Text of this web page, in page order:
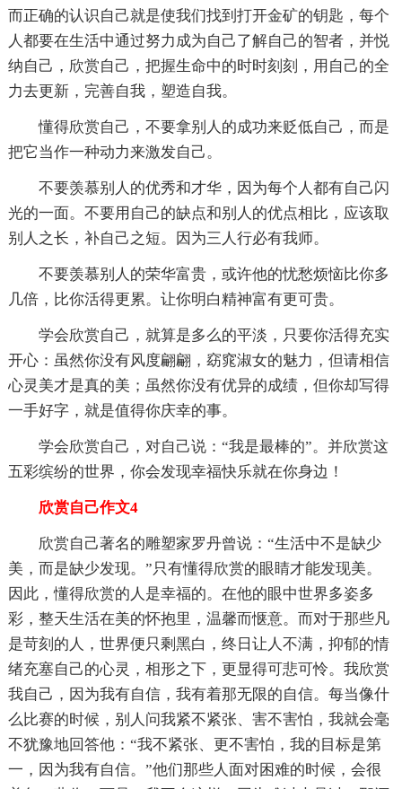
而正确的认识自己就是使我们找到打开金矿的钥匙，每个
人都要在生活中通过努力成为自己了解自己的智者，并悦
纳自己，欣赏自己，把握生命中的时时刻刻，用自己的全
力去更新，完善自我，塑造自我。
懂得欣赏自己，不要拿别人的成功来贬低自己，而是
把它当作一种动力来激发自己。
不要羡慕别人的优秀和才华，因为每个人都有自己闪
光的一面。不要用自己的缺点和别人的优点相比，应该取
别人之长，补自己之短。因为三人行必有我师。
不要羡慕别人的荣华富贵，或许他的忧愁烦恼比你多
几倍，比你活得更累。让你明白精神富有更可贵。
学会欣赏自己，就算是多么的平淡，只要你活得充实
开心：虽然你没有风度翩翩，窈窕淑女的魅力，但请相信
心灵美才是真的美；虽然你没有优异的成绩，但你却写得
一手好字，就是值得你庆幸的事。
学会欣赏自己，对自己说：“我是最棒的”。并欣赏这
五彩缤纷的世界，你会发现幸福快乐就在你身边！
欣赏自己作文4
欣赏自己著名的雕塑家罗丹曾说：“生活中不是缺少
美，而是缺少发现。”只有懂得欣赏的眼睛才能发现美。
因此，懂得欣赏的人是幸福的。在他的眼中世界多姿多
彩，整天生活在美的怀抱里，温馨而惬意。而对于那些凡
是苛刻的人，世界便只剩黑白，终日让人不满，抑郁的情
绪充塞自己的心灵，相形之下，更显得可悲可怜。我欣赏
我自己，因为我有自信，我有着那无限的自信。每当像什
么比赛的时候，别人问我紧不紧张、害不害怕，我就会毫
不犹豫地回答他：“我不紧张、更不害怕，我的目标是第
一，因为我有自信。”他们那些人面对困难的时候，会很